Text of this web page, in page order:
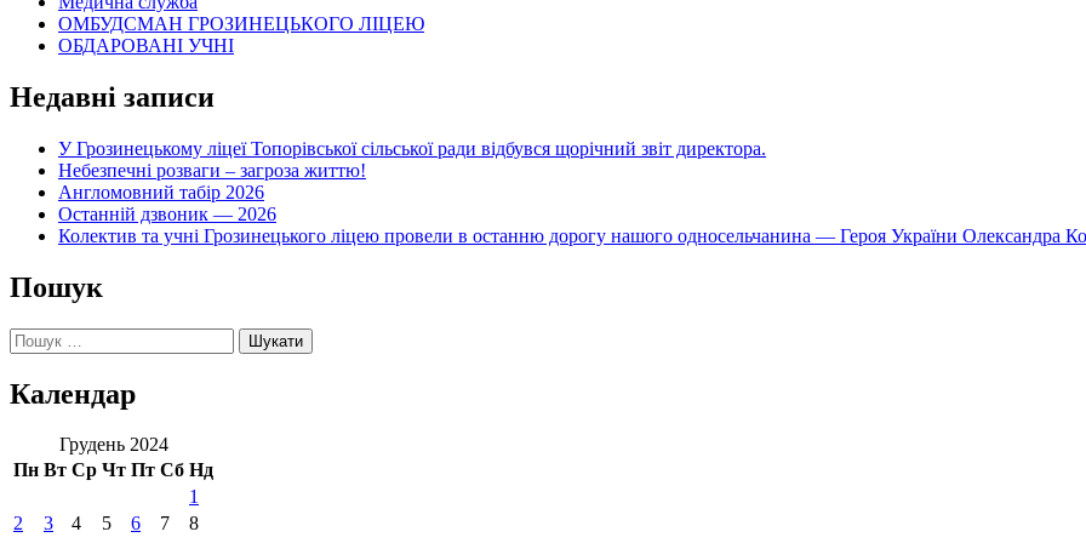
ОМБУДСМАН ГРОЗИНЕЦЬКОГО ЛІЦЕЮ
ОБДАРОВАНІ УЧНІ
Недавні записи
У Грозинецькому ліцеї Топорівської сільської ради відбувся щорічний звіт директора.
Небезпечні розваги – загроза життю!
Англомовний табір 2026
Останній дзвоник — 2026
Колектив та учні Грозинецького ліцею провели в останню дорогу нашого односельчанина — Героя України Олександра
Пошук
Пошук:
Календар
Грудень 2024
Пн Вт Ср Чт Пт Сб Нд
1
2
3 4 5 6 7
8